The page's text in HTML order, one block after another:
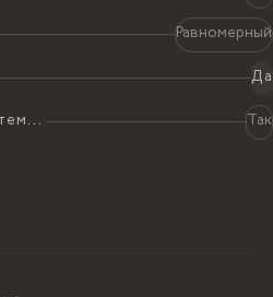
Равномерный
Да
Устойчивость к высоким температурам Так